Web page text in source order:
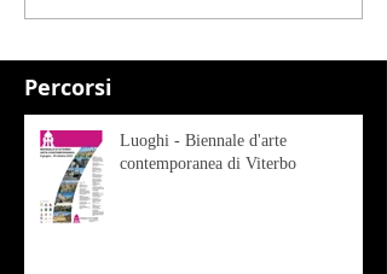
Percorsi
Luoghi - Biennale d'arte
contemporanea di Viterbo